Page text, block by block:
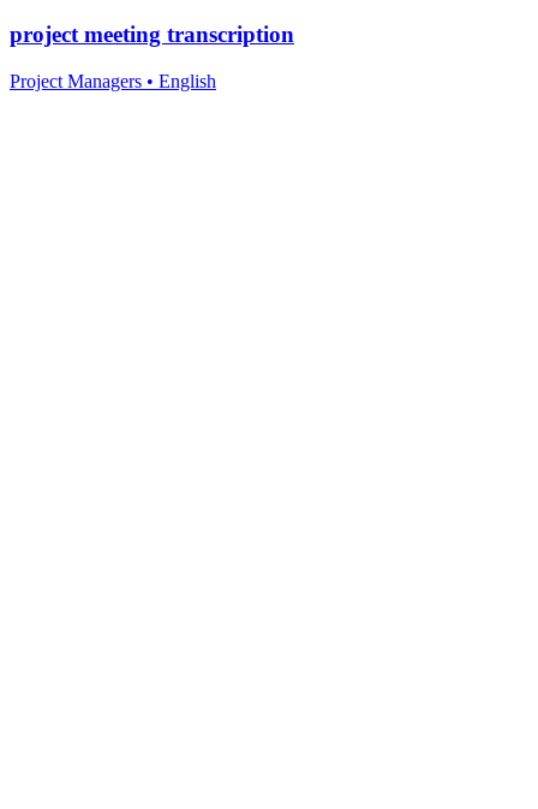
project meeting transcription
Project Managers • English